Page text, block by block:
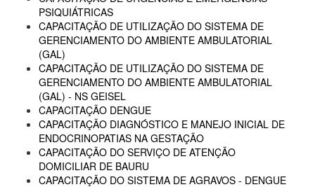
PSIQUIÁTRICAS
CAPACITAÇÃO DE UTILIZAÇÃO DO SISTEMA DE
GERENCIAMENTO DO AMBIENTE AMBULATORIAL
(GAL)
CAPACITAÇÃO DE UTILIZAÇÃO DO SISTEMA DE
GERENCIAMENTO DO AMBIENTE AMBULATORIAL
(GAL) - NS GEISEL
CAPACITAÇÃO DENGUE
CAPACITAÇÃO DIAGNÓSTICO E MANEJO INICIAL DE
ENDOCRINOPATIAS NA GESTAÇÃO
CAPACITAÇÃO DO SERVIÇO DE ATENÇÃO
DOMICILIAR DE BAURU
CAPACITAÇÃO DO SISTEMA DE AGRAVOS - DENGUE